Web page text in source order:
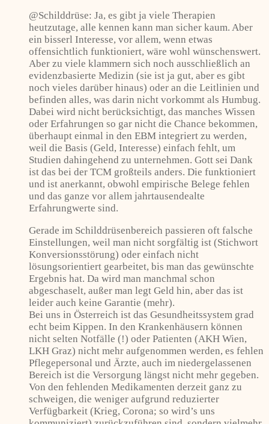
@Schilddrüse: Ja, es gibt ja viele Therapien
heutzutage, alle kennen kann man sicher kaum. Aber
ein bisserl Interesse, vor allem, wenn etwas
offensichtlich funktioniert, wäre wohl wünschenswert.
Aber zu viele klammern sich noch ausschließlich an
evidenzbasierte Medizin (sie ist ja gut, aber es gibt
noch vieles darüber hinaus) oder an die Leitlinien und
befinden alles, was darin nicht vorkommt als Humbug.
Dabei wird nicht berücksichtigt, das manches Wissen
oder Erfahrungen so gar nicht die Chance bekommen,
überhaupt einmal in den EBM integriert zu werden,
weil die Basis (Geld, Interesse) einfach fehlt, um
Studien dahingehend zu unternehmen. Gott sei Dank
ist das bei der TCM großteils anders. Die funktioniert
und ist anerkannt, obwohl empirische Belege fehlen
und das ganze vor allem jahrtausendealte
Erfahrungwerte sind.
Gerade im Schilddrüsenbereich passieren oft falsche
Einstellungen, weil man nicht sorgfältig ist (Stichwort
Konversionsstörung) oder einfach nicht
lösungsorientiert gearbeitet, bis man das gewünschte
Ergebnis hat. Da wird man manchmal schon
abgeschaselt, außer man legt Geld hin, aber das ist
leider auch keine Garantie (mehr).
Bei uns in Österreich ist das Gesundheitssystem grad
echt beim Kippen. In den Krankenhäusern können
nicht selten Notfälle (!) oder Patienten (AKH Wien,
LKH Graz) nicht mehr aufgenommen werden, es fehlen
Pflegepersonal und Ärzte, auch im niedergelassenen
Bereich ist die Versorgung längst nicht mehr gegeben.
Von den fehlenden Medikamenten derzeit ganz zu
schweigen, die weniger aufgrund reduzierter
Verfügbarkeit (Krieg, Corona; so wird’s uns